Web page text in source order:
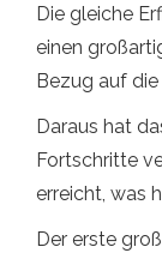
Die gleiche
einen
Bezug auf
Daraus hat
Fortschritte
erreicht, was
Der erste